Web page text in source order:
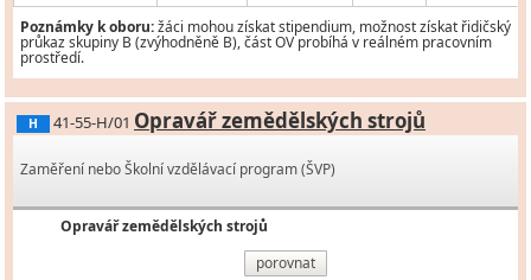
Poznámky k oboru:žáci mohou získat stipendium, možnost získat řidičský
průkaz skupiny B (zvýhodněně B), část OV probíhá v reálném pracovním
prostředí.
H 41-55-H/01 Opravář zemědělských strojů
Zaměření nebo Školní vzdělávací program (ŠVP)
Opravář zemědělských strojů
porovnat